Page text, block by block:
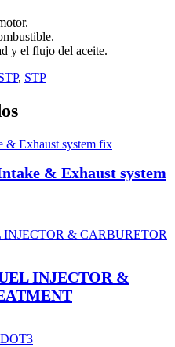
y el flujo del aceite.
, STP
& Exhaust system
INJECTOR &